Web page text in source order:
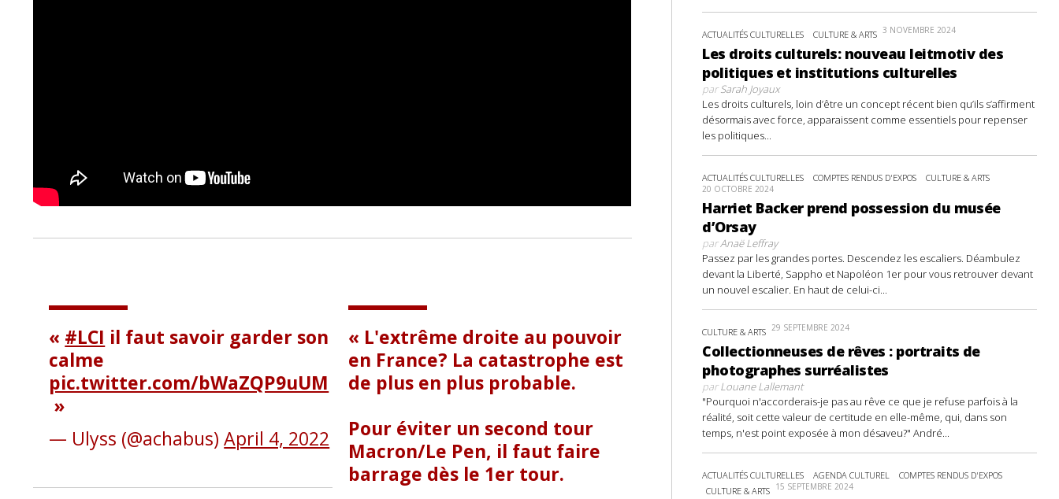
#LCI il faut savoir garder son
calme
pic.twitter.com/bWaZQP9uUM
— Ulyss (@achabus)April 4, 2022
L'extrême droite au pouvoir
en France? La catastrophe est
de plus en plus probable.
Pour éviter un second tour
Macron/Le Pen, il faut faire
barrage dès le 1er tour.
ACTUALITÉS CULTURELLES CULTURE & ARTS 3 NOVEMBRE 2024
Les droits culturels: nouveau leitmotiv des
politiques et institutions culturelles
parSarah Joyaux
Les droits culturels, loin d’être un concept récent bien qu’ils s’affirment
désormais avec force, apparaissent comme essentiels pour repenser
les politiques...
ACTUALITÉS CULTURELLES COMPTES RENDUS D'EXPOS CULTURE & ARTS
20 OCTOBRE 2024
Harriet Backer prend possession du musée
d’Orsay
parAnaë Leffray
Passez par les grandes portes. Descendez les escaliers. Déambulez
devant la Liberté, Sappho et Napoléon 1er pour vous retrouver devant
un nouvel escalier. En haut de celui-ci...
CULTURE & ARTS 29 SEPTEMBRE 2024
Collectionneuses de rêves : portraits de
photographes surréalistes
parLouane Lallemant
"Pourquoi n'accorderais-je pas au rêve ce que je refuse parfois à la
réalité, soit cette valeur de certitude en elle-même, qui, dans son
temps, n'est point exposée à mon désaveu?" André...
ACTUALITÉS CULTURELLES AGENDA CULTUREL
COMPTES RENDUS D'EXPOS
CULTURE & ARTS 15 SEPTEMBRE 2024